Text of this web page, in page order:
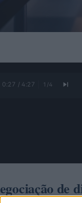
0:28 / 4:27 1 /4
de